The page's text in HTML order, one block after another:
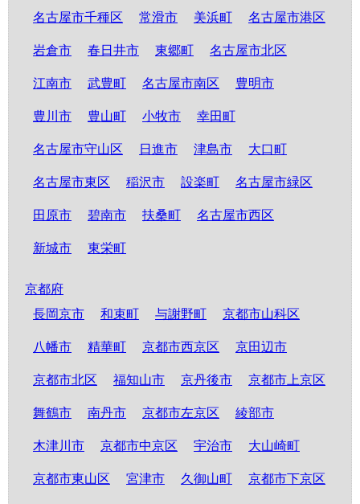
名古屋市千種区 常滑市 美浜町 名古屋市港区
岩倉市 春日井市 東郷町 名古屋市北区
江南市 武豊町 名古屋市南区 豊明市
豊川市 豊山町 小牧市 幸田町
名古屋市守山区 日進市 津島市 大口町
名古屋市東区 稲沢市 設楽町 名古屋市緑区
田原市 碧南市 扶桑町 名古屋市西区
新城市 東栄町
京都府
長岡京市
和束町 与謝野町 京都市山科区
八幡市 精華町 京都市西京区 京田辺市
京都市北区 福知山市 京丹後市 京都市上京区
舞鶴市 南丹市 京都市左京区 綾部市
木津川市 京都市中京区 宇治市 大山崎町
京都市東山区 宮津市 久御山町 京都市下京区